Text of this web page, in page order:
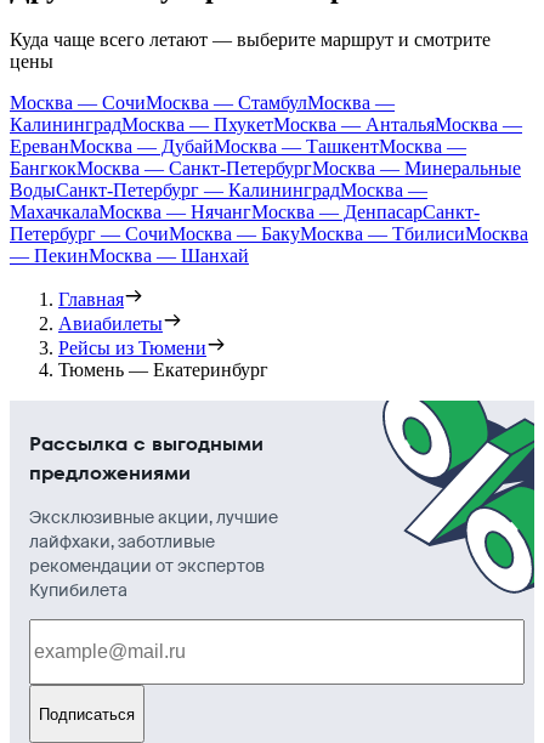
Куда чаще всего летают — выберите маршрут и смотрите
цены
Москва — СочиМосква — СтамбулМосква —
КалининградМосква — ПхукетМосква — АнтальяМосква —
ЕреванМосква — ДубайМосква — ТашкентМосква —
БангкокМосква — Санкт-ПетербургМосква — Минеральные
ВодыСанкт-Петербург — КалининградМосква —
МахачкалаМосква — НячангМосква — ДенпасарСанкт-
Петербург — СочиМосква — БакуМосква — ТбилисиМосква
— ПекинМосква — Шанхай
Главная
Авиабилеты
Рейсы из Тюмени
Тюмень — Екатеринбург
Рассылка с выгодными
предложениями
Эксклюзивные акции, лучшие
лайфхаки, заботливые
рекомендации от экспертов
Купибилета
Подписаться